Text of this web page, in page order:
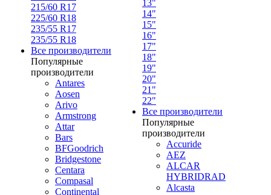
215/60 R17
225/60 R18
235/55 R17
235/55 R18
Все производители
Популярные
производители
Antares
Aosen
Arivo
Armstrong
Attar
Bars
BFGoodrich
Bridgestone
Centara
Compasal
Continental
13"
14"
15"
16"
17"
18"
19"
20"
21"
22"
Все производители
Популярные
производители
Accuride
AEZ
ALCAR
HYBRIDRAD
Alcasta